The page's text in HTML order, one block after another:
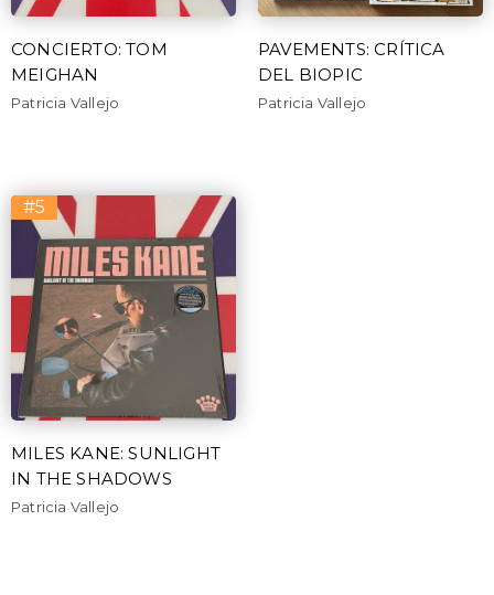
CONCIERTO: TOM
MEIGHAN
Patricia Vallejo
PAVEMENTS: CRÍTICA
DEL BIOPIC
Patricia Vallejo
#5
MILES KANE: SUNLIGHT
IN THE SHADOWS
Patricia Vallejo